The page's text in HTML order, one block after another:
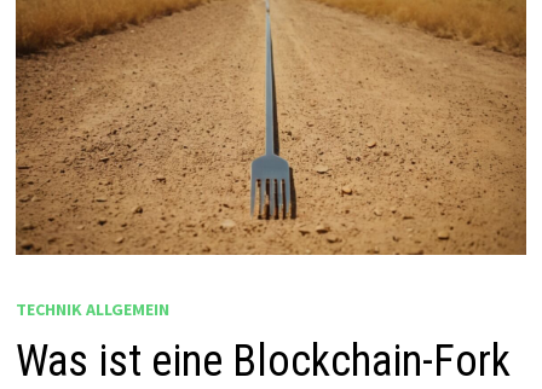
TECHNIK ALLGEMEIN
Was ist eine Blockchain-Fork